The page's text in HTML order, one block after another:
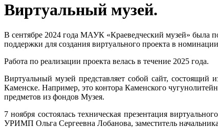
Виртуальный музей.
В сентябре 2024 года МАУК «Краеведческий музей» была
поддержки для создания виртуального проекта в
Работа по реализации проекта велась в течение 2025 года.
Виртуальный музей представляет собой сайт, состоящий
Каменске. Например, это контора Каменского
предметов из фондов Музея.
7 ноября состоялась техническая презентация
УРИМП Ольга Сергеевна Лобанова, заместитель